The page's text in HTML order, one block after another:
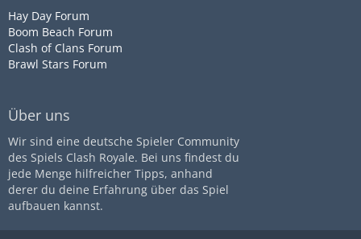
Hay Day Forum
Boom Beach Forum
Clash of Clans Forum
Brawl Stars Forum
Über uns
Wir sind eine deutsche Spieler Community
des Spiels Clash Royale. Bei uns findest du
jede Menge hilfreicher Tipps, anhand
derer du deine Erfahrung über das Spiel
aufbauen kannst.